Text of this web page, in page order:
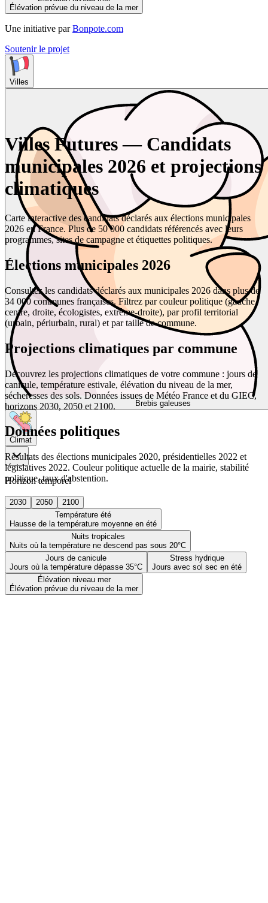
Élévation prévue du niveau de la mer
Une initiative par Bonpote.com
Soutenir le projet
Villes
Brebis galeuses
Climat
Horizon temporel
2030 2050
2100
Température été
Hausse de la température moyenne en été
Nuits tropicales
Nuits où la température ne descend pas sous 20°C
Jours de canicule
Jours où la température dépasse 35°C
Stress hydrique
Jours avec sol sec en été
Élévation niveau mer
Élévation prévue du niveau de la mer
Villes Futures — Candidats
municipales 2026 et projections
climatiques
Carte interactive des candidats déclarés aux élections municipales
2026 en France. Plus de 50 000 candidats référencés avec leurs
programmes, sites de campagne et étiquettes politiques.
Élections municipales 2026
Consultez les candidats déclarés aux municipales 2026 dans plus de
34 000 communes françaises. Filtrez par couleur politique (gauche,
centre, droite, écologistes, extrême-droite), par profil territorial
(urbain, périurbain, rural) et par taille de commune.
Projections climatiques par commune
Découvrez les projections climatiques de votre commune : jours de
canicule, température estivale, élévation du niveau de la mer,
sécheresses des sols. Données issues de Météo France et du GIEC,
horizons 2030, 2050 et 2100.
Données politiques
Résultats des élections municipales 2020, présidentielles 2022 et
législatives 2022. Couleur politique actuelle de la mairie, stabilité
politique, taux d'abstention.